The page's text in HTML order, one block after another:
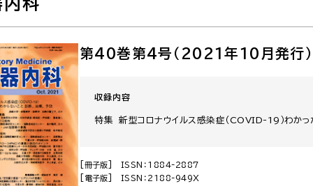
内科
第40巻第4号（2021年10月発行）
収録内容
特集 新型コロナウイルス感染症（COVID-19）わかっ
[冊子版]
ISSN：1884-2887
[電子版]
ISSN：2188-949X